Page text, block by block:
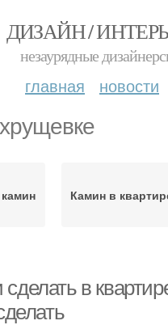
ДИЗАЙН /
незаурядные
главная новости
Камин в
в